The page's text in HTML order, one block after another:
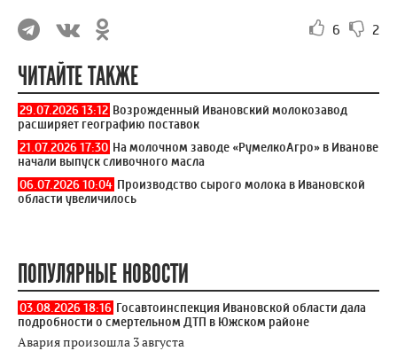
6 2
ЧИТАЙТЕ ТАКЖЕ
29.07.2026 13:12 Возрожденный Ивановский молокозавод
расширяет географию поставок
21.07.2026 17:30 На молочном заводе «РумелкоАгро» в Иванове
начали выпуск сливочного масла
06.07.2026 10:04 Производство сырого молока в Ивановской
области увеличилось
ПОПУЛЯРНЫЕ НОВОСТИ
03.08.2026 18:16 Госавтоинспекция Ивановской области дала
подробности о смертельном ДТП в Южском районе
Авария произошла 3 августа